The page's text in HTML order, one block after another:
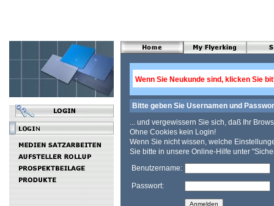
Wenn Sie Neukunde sind, klicken Sie
Bitte geben Sie Usernamen und
... und vergewissern Sie sich, daß Ihr
Ohne Cookies kein Login!
Wenn Sie nicht wissen, welche
Sie bitte in unsere Online-Hilfe unter
Benutzername:
Passwort: